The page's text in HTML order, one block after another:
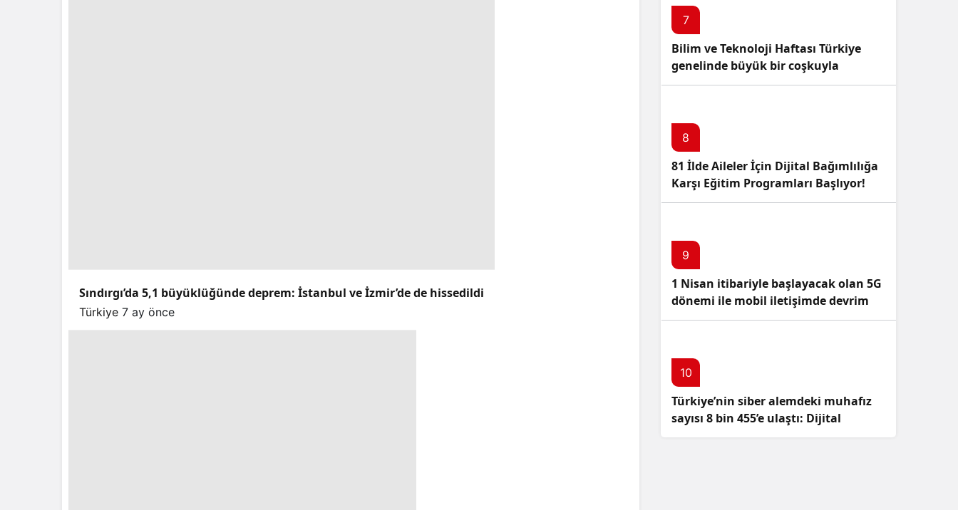
Sındırgı’da 5,1 büyüklüğünde deprem: İstanbul ve İzmir’de de hissedildi
Türkiye 7 ay önce
7
Bilim ve Teknoloji Haftası Türkiye
genelinde büyük bir coşkuyla
kutlandı: İşte Etkinlikler ve
8
81 İlde Aileler İçin Dijital Bağımlılığa
Karşı Eğitim Programları Başlıyor!
9
1 Nisan itibariyle başlayacak olan 5G
dönemi ile mobil iletişimde devrim
başlıyor!
10
Türkiye’nin siber alemdeki muhafız
sayısı 8 bin 455’e ulaştı: Dijital